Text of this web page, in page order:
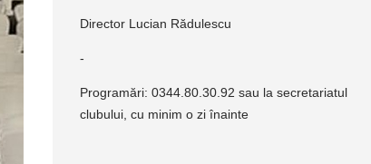
Director Lucian Rădulescu
-
Programări: 0344.80.30.92 sau la secretariatul
clubului, cu minim o zi înainte